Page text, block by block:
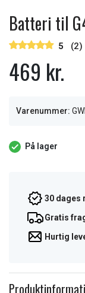
Batteri til
5 (2)
469 kr.
Varenummer:
På lager
30 dages
Gratis
Hurtig